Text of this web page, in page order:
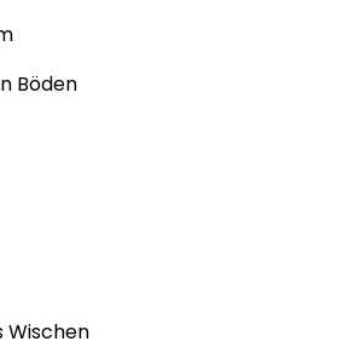
Böden
Wischen